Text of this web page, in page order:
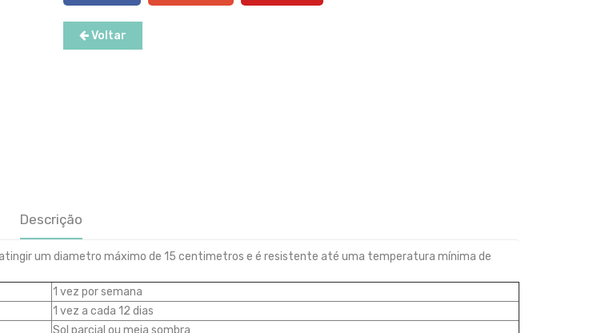
Voltar
Descrição
um diametro máximo de 15 centimetros e é resistente até uma temperatura mínima de
1 vez por semana
1 vez a cada 12 dias
Sol parcial ou meia sombra